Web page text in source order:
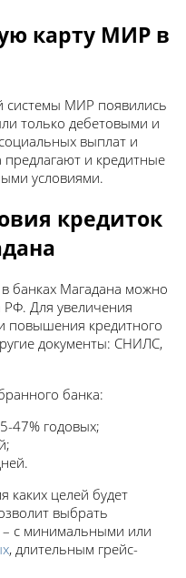
карту МИР в
системы МИР появились
только дебетовыми и
выплат и
предлагают и кредитные
условиями.
кредиток
банках Магадана можно
Для увеличения
повышения кредитного
документы: СНИЛС,
банка:
47% годовых;
каких целей будет
выбрать
– с минимальными или
, длительным грейс-